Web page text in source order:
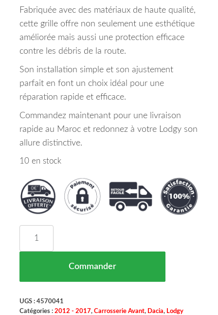
Fabriquée avec des matériaux de haute qualité,
cette grille offre non seulement une esthétique
améliorée mais aussi une protection efficace
contre les débris de la route.
Son installation simple et son ajustement
parfait en font un choix idéal pour une
réparation rapide et efficace.
Commandez maintenant pour une livraison
rapide au Maroc et redonnez à votre Lodgy son
allure distinctive.
10 en stock
Commander
UGS : 4570041
Catégories : 2012 - 2017, Carrosserie Avant, Dacia, Lodgy